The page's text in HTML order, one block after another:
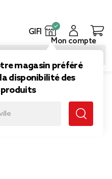
GIFI
magasin préféré
disponibilité des
produits
Mon compte
bougie
(3